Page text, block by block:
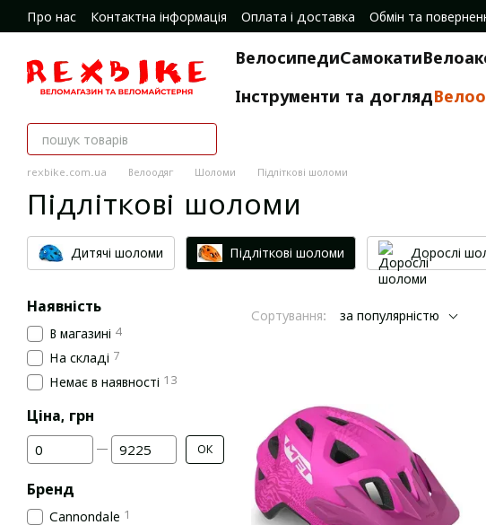
Перейти до основного контенту
Про нас Контактна інформація Оплата і доставка Обмін та
Відгуки про магазин
ВелосипедиСамокати
Інструменти та догляд
rexbike.com.ua Велоодяг Шоломи Підліткові шоломи
Підліткові шоломи
Дитячі шоломи Підліткові шоломи Дорослі
Сортування: за популярністю
Наявність
В магазині 4
На складі 7
Немає в наявності 13
Ціна, грн
Від Ціна, грн
До Ціна, грн ОК
Бренд
Cannondale 1